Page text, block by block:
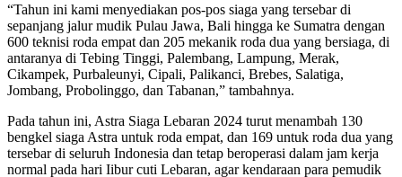
“Tahun ini kami menyediakan pos-pos siaga yang tersebar di
sepanjang jalur mudik Pulau Jawa, Bali hingga ke Sumatra dengan
600 teknisi roda empat dan 205 mekanik roda dua yang bersiaga, di
antaranya di Tebing Tinggi, Palembang, Lampung, Merak,
Cikampek, Purbaleunyi, Cipali, Palikanci, Brebes, Salatiga,
Jombang, Probolinggo, dan Tabanan,” tambahnya.
Pada tahun ini, Astra Siaga Lebaran 2024 turut menambah 130
bengkel siaga Astra untuk roda empat, dan 169 untuk roda dua yang
tersebar di seluruh Indonesia dan tetap beroperasi dalam jam kerja
normal pada hari Iibur cuti Lebaran, agar kendaraan para pemudik